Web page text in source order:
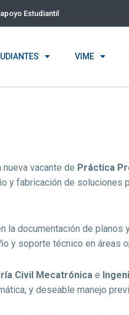
Estudiantil
VIME
vacante de Práctica
y fabricación de soluciones
la documentación de planos
y soporte técnico en áreas
Civil Mecatrónica e
y deseable manejo